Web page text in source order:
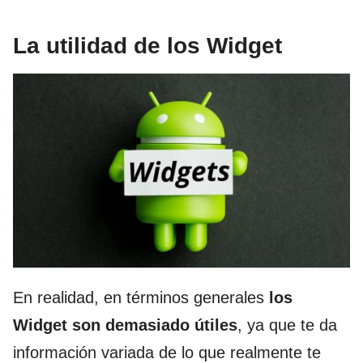
La utilidad de los Widget
En realidad, en términos generales los
Widget son demasiado útiles, ya que te da
información variada de lo que realmente te